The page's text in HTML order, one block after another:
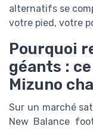
alternatifs se
votre pied, votre
Pourquoi
géants :
Mizuno
Sur un marché
New Balance